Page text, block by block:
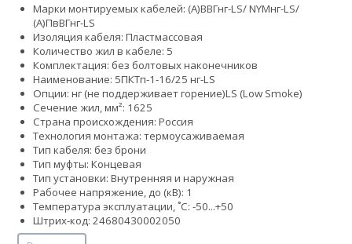
Марки монтируемых кабелей: (А)ВВГнг-LS/ NYMнг-LS/
(А)ПвВГнг-LS
Изоляция кабеля: Пластмассовая
Количество жил в кабеле: 5
Комплектация: без болтовых наконечников
Наименование: 5ПКТп-1-16/25 нг-LS
Опции: нг (не поддерживает горение)LS (Low Smoke)
Сечение жил, мм²: 1625
Страна происхождения: Россия
Технология монтажа: термоусаживаемая
Тип кабеля: без брони
Тип муфты: Концевая
Тип установки: Внутренняя и наружная
Рабочее напряжение, до (кВ): 1
Температура эксплуатации, ˚С: -50...+50
Штрих-код: 24680430002050